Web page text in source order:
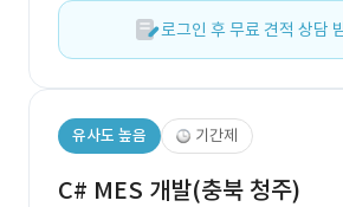
로그인 후 무료 견적 상담
유사도 높음 기간제
C# MES 개발(충북 청주)